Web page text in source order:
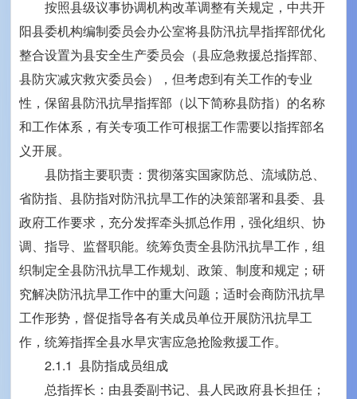
按照县级议事协调机构改革调整有关规定，中共开
阳县委机构编制委员会办公室将县防汛抗旱指挥部优化
整合设置为县安全生产委员会（县应急救援总指挥部、
县防灾减灾救灾委员会），但考虑到有关工作的专业
性，保留县防汛抗旱指挥部（以下简称县防指）的名称
和工作体系，有关专项工作可根据工作需要以指挥部名
义开展。
县防指主要职责：贯彻落实国家防总、流域防总、
省防指、县防指对防汛抗旱工作的决策部署和县委、县
政府工作要求，充分发挥牵头抓总作用，强化组织、协
调、指导、监督职能。统筹负责全县防汛抗旱工作，组
织制定全县防汛抗旱工作规划、政策、制度和规定；研
究解决防汛抗旱工作中的重大问题；适时会商防汛抗旱
工作形势，督促指导各有关成员单位开展防汛抗旱工
作，统筹指挥全县水旱灾害应急抢险救援工作。
2.1.1 县防指成员组成
总指挥长：由县委副书记、县人民政府县长担任；